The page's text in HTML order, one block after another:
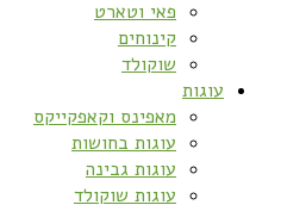
פאי וטארט
קינוחים
שוקולד
עוגות
מאפינס וקאפקייקס
עוגות בחושות
עוגות גבינה
עוגות שוקולד